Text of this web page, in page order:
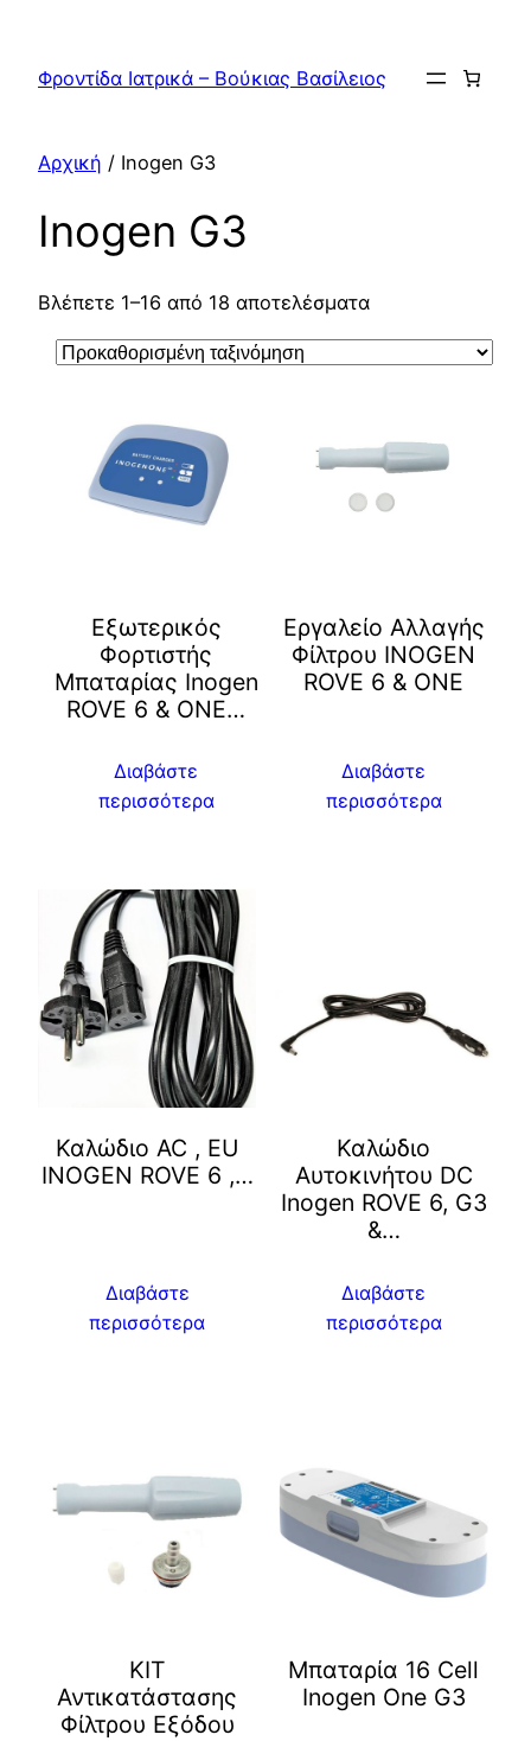
περιεχόμενο
Φροντίδα Ιατρικά – Βούκιας Βασίλειος
Αρχική / Inogen G3
Inogen G3
Βλέπετε 1–16 από 18 αποτελέσματα
Εξωτερικός
Φορτιστής
Μπαταρίας Inogen
ROVE 6 & ONE…
Διαβάστε
περισσότερα
Εργαλείο Αλλαγής
Φίλτρου INOGEN
ROVE 6 & ONE
Διαβάστε
περισσότερα
Καλώδιο AC , ΕU
INOGEN ROVE 6 ,…
Διαβάστε
περισσότερα
Καλώδιο
Αυτοκινήτου DC
Inogen ROVE 6, G3
&…
Διαβάστε
περισσότερα
ΚΙΤ
Αντικατάστασης
Φίλτρου Εξόδου
Μπαταρία 16 Cell
Inogen One G3